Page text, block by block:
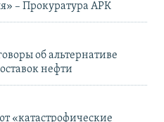
– Прокуратура АРК
об альтернативе
нефти
«катастрофические